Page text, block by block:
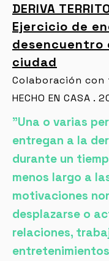
DERIVA
Ejercicio de
desencuentro
ciudad
Colaboración
HECHO EN CASA .
"Una o varias
entregan a la
durante un
menos largo a
motivaciones
desplazarse o
relaciones,